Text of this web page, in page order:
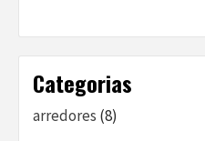
Categorias
arredores (8)